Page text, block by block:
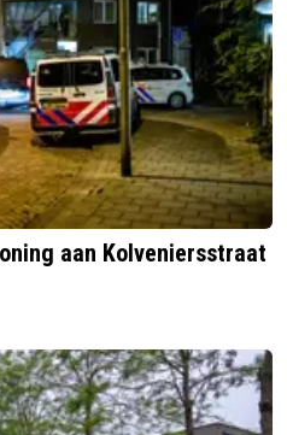
aan Kolveniersstraat